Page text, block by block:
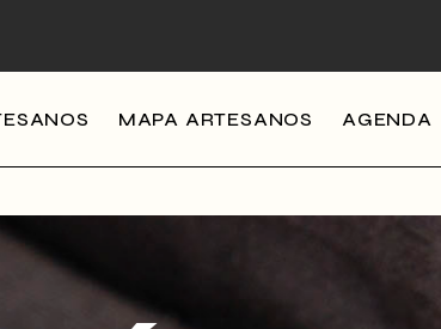
MAPA ARTESANOS AGENDA